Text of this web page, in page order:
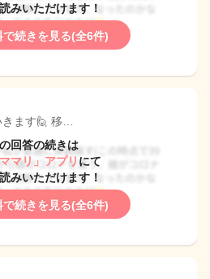
みいただけます！
で続きを見る(全6件)
ます🙋 移…
回答の続きは
マリ」アプリ にて
みいただけます！
で続きを見る(全6件)